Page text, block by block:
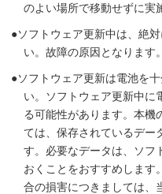
のよい場所で移動せずに実
ソフトウェア更新中は、絶
い。故障の原因となります。
ソフトウェア更新は電池を
い。ソフトウェア更新中に
る可能性があります。本機
ては、保存されているデー
す。必要なデータは、ソフ
おくことをおすすめします
合の損害につきましては、